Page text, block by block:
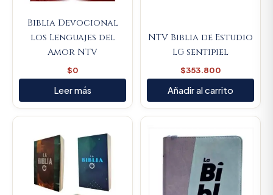
Biblia Devocional
los Lenguajes del
Amor NTV
$0
Leer más
NTV Biblia de Estudio
LG sentipiel
$353.800
Añadir al carrito